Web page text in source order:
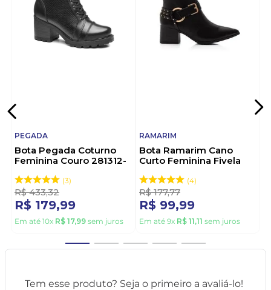
PEGADA
Bota Pegada Coturno
Feminina Couro 281312-
3
R$ 433,32
R$ 179,99
Em até 10x R$ 17,99 sem juros
RAMARIM
Bota Ramarim Cano
Curto Feminina Fivela
4
R$ 177,77
R$ 99,99
Em até 9x R$ 11,11 sem juros
Tem esse produto? Seja o primeiro a avaliá-lo!